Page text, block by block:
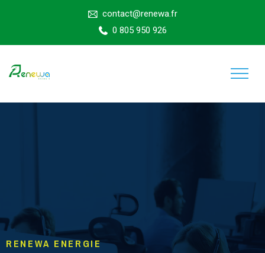
contact@renewa.fr
0 805 950 926
RENEWA ENERGIE